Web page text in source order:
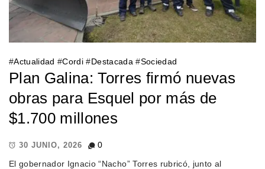
#Actualidad #Cordi #Destacada #Sociedad
Plan Galina: Torres firmó nuevas
obras para Esquel por más de
$1.700 millones
30 JUNIO, 2026
0
El gobernador Ignacio “Nacho” Torres rubricó, junto al